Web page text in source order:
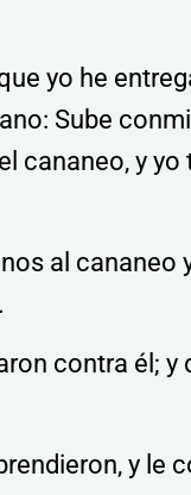
yo he
Sube
cananeo, y yo
al cananeo
contra él; y
y le